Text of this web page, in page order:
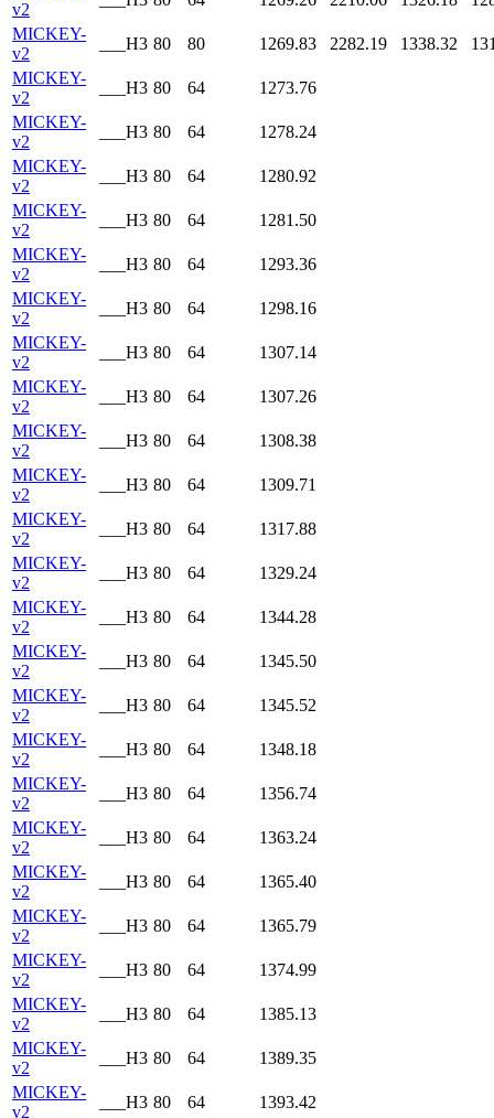
v2
MICKEY-
v2
___H3 80 80 1269.83 2282.19 1338.32
MICKEY-
v2
___H3 80 64
1273.76
MICKEY-
v2
___H3 80 64
1278.24
MICKEY-
v2
___H3 80 64
1280.92
MICKEY-
v2
___H3 80 64
1281.50
MICKEY-
v2
___H3 80 64
1293.36
MICKEY-
v2
___H3 80 64
1298.16
MICKEY-
v2
___H3 80 64
1307.14
MICKEY-
v2
___H3 80 64
1307.26
MICKEY-
v2
___H3 80 64
1308.38
MICKEY-
v2
___H3 80 64
1309.71
MICKEY-
v2
___H3 80 64
1317.88
MICKEY-
v2
___H3 80 64
1329.24
MICKEY-
v2
___H3 80 64
1344.28
MICKEY-
v2
___H3 80 64
1345.50
MICKEY-
v2
___H3 80 64
1345.52
MICKEY-
v2
___H3 80 64
1348.18
MICKEY-
v2
___H3 80 64
1356.74
MICKEY-
v2
___H3 80 64
1363.24
MICKEY-
v2
___H3 80 64
1365.40
MICKEY-
v2
___H3 80 64
1365.79
MICKEY-
v2
___H3 80 64
1374.99
MICKEY-
v2
___H3 80 64
1385.13
MICKEY-
v2
___H3 80 64
1389.35
MICKEY-
v2
___H3 80 64
1393.42